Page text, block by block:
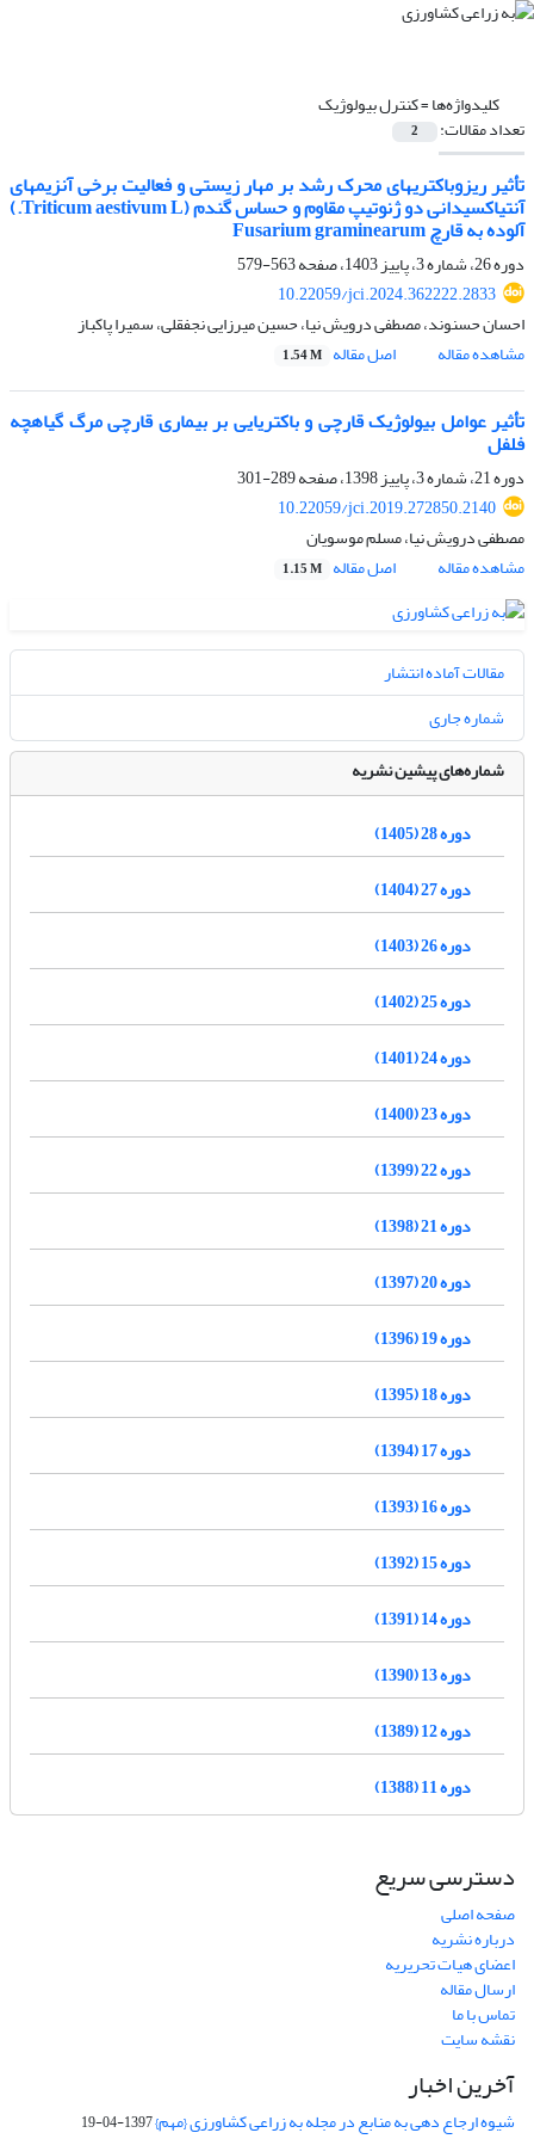
کلیدواژه‌ها =کنترل بیولوژیک
تعداد مقالات: 2
تأثیر ریزوباکتری‏های محرک رشد بر مهار زیستی و فعالیت برخی آنزیم‏های
آنتی‏اکسیدانی دو ژنوتیپ مقاوم و حساس گندم (Triticum aestivum L.)
آلوده به قارچ Fusarium graminearum
دوره 26، شماره 3، پاییز 1403، صفحه
563-579
10.22059/jci.2024.362222.2833
احسان حسنوند، مصطفی درویش نیا، حسین میرزایی نجفقلی، سمیرا پاکباز
مشاهده مقاله
اصل مقاله 1.54 M
تأثیر عوامل بیولوژیک قارچی و باکتریایی بر بیماری قارچی مرگ گیاهچه
فلفل
دوره 21، شماره 3، پاییز 1398، صفحه
289-301
10.22059/jci.2019.272850.2140
مصطفی درویش نیا، مسلم موسویان
مشاهده مقاله
اصل مقاله 1.15 M
مقالات آماده انتشار
شماره جاری
شماره‌های پیشین نشریه
دوره 28 (1405)
دوره 27 (1404)
دوره 26 (1403)
دوره 25 (1402)
دوره 24 (1401)
دوره 23 (1400)
دوره 22 (1399)
دوره 21 (1398)
دوره 20 (1397)
دوره 19 (1396)
دوره 18 (1395)
دوره 17 (1394)
دوره 16 (1393)
دوره 15 (1392)
دوره 14 (1391)
دوره 13 (1390)
دوره 12 (1389)
دوره 11 (1388)
دسترسی سریع
صفحه اصلی
درباره نشریه
اعضای هیات تحریریه
ارسال مقاله
تماس با ما
نقشه سایت
آخرین اخبار
شیوه ارجاع دهی به منابع در مجله به زراعی کشاورزی {مهم}1397-04-19